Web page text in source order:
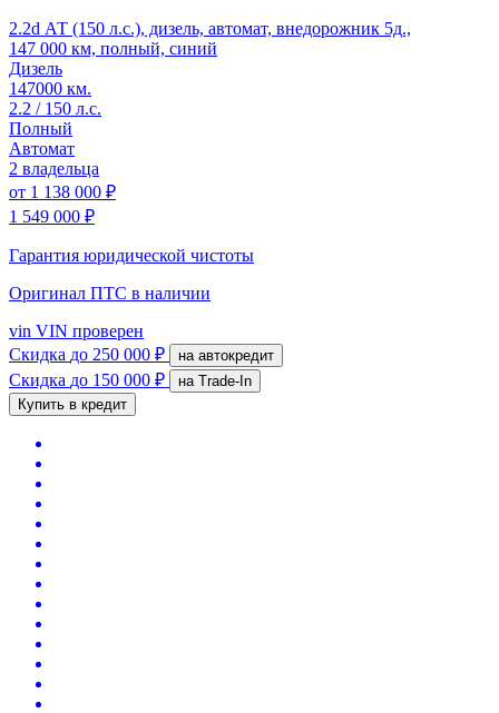
2.2d АТ (150 л.с.), дизель, автомат, внедорожник 5д.,
147 000 км, полный, синий
Дизель
147000 км.
2.2 / 150 л.с.
Полный
Автомат
2 владельца
от 1 138 000 ₽
1 549 000 ₽
Гарантия юридической чистоты
Оригинал ПТС в наличии
vin VIN проверен
Скидка до 250 000 ₽ на автокредит
Скидка до 150 000 ₽
на Trade-In
Купить в кредит